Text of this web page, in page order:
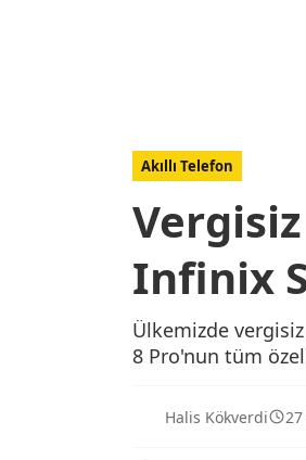
Akıllı Telefon
Infinix
Ülkemizde
8 Pro'nun tüm
Halis Kökverdi